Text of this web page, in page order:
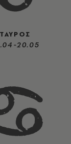
ΤΑΥΡΟΣ
20.05